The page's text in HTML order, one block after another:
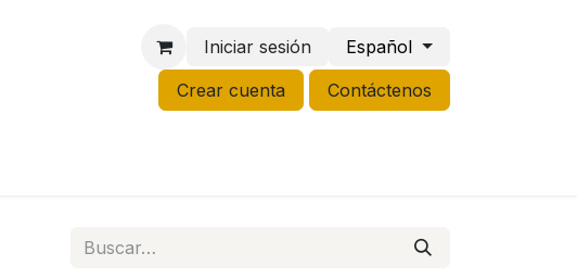
Iniciar sesión
Español
Crear cuenta
Contáctenos